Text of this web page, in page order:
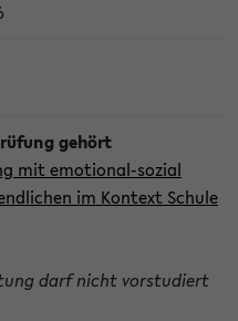
mit emotional-sozial
im Kontext Schule
darf nicht vorstudiert